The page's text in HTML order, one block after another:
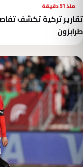
منذ 51 دقيقة
تقارير تركية تكشف
طرابزون